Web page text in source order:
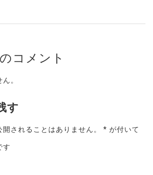
コメント
。
す
されることはありません。 * が付いて
す